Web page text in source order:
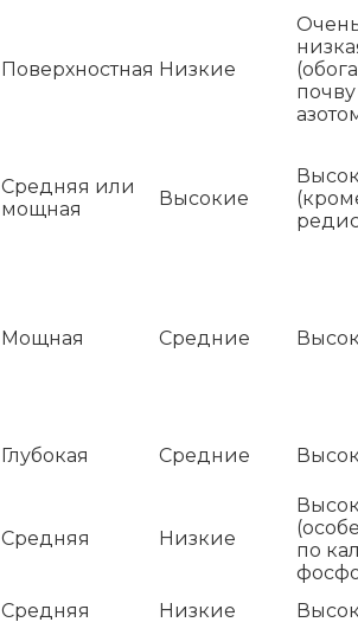
Поверхностная Низкие
почву
Средняя или
мощная
Высокие
Мощная Средние
Глубокая Средние
Средняя Низкие
по
Средняя Низкие